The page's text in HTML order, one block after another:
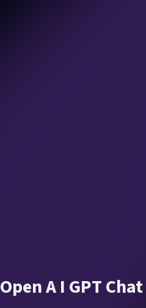
Open A I GPT